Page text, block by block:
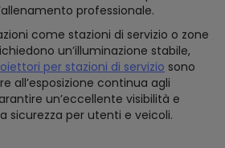
professionale.
come stazioni di servizio o zone
un’illuminazione stabile,
per stazioni di servizio sono
all’esposizione continua agli
un’eccellente visibilità e
sicurezza per utenti e veicoli.